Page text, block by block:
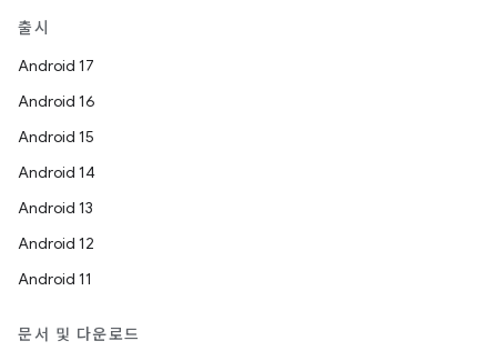
출시
Android 17
Android 16
Android 15
Android 14
Android 13
Android 12
Android 11
문서 및 다운로드